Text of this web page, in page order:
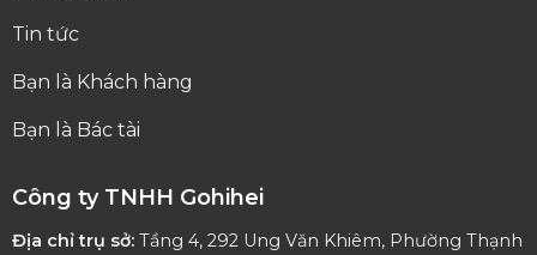
Tin tức
Bạn là Khách hàng
Bạn là Bác tài
Công ty TNHH Gohihei
Địa chỉ trụ sở:Tầng 4, 292 Ung Văn Khiêm, Phường Thạnh